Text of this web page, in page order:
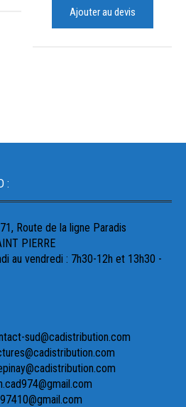
Ajouter au devis
:
Route de la ligne Paradis
PIERRE
au vendredi : 7h30-12h et 13h30 -
sud@cadistribution.com